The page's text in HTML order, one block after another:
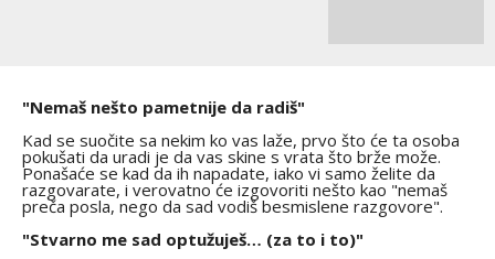
"Nemaš nešto pametnije da radiš"
Kad se suočite sa nekim ko vas laže, prvo što će ta osoba
pokušati da uradi je da vas skine s vrata što brže može.
Ponašaće se kad da ih napadate, iako vi samo želite da
razgovarate, i verovatno će izgovoriti nešto kao "nemaš
preča posla, nego da sad vodiš besmislene razgovore".
"Stvarno me sad optužuješ… (za to i to)"